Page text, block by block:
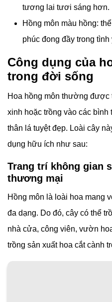
tương lai tươi sáng hơn.
Hồng môn màu hồng:
phúc đong đầy trong tình
Công dụng của
trong đời sống
Hoa hồng môn thường được
xinh hoặc trồng vào các bình
thân lá tuyệt đẹp. Loài cây
dụng hữu ích như sau:
Trang trí không gian
thương mại
Hồng môn là loài hoa mang
đa dạng. Do đó, cây có thể
nhà cửa, công viên, vườn
trồng sản xuất hoa cắt cành